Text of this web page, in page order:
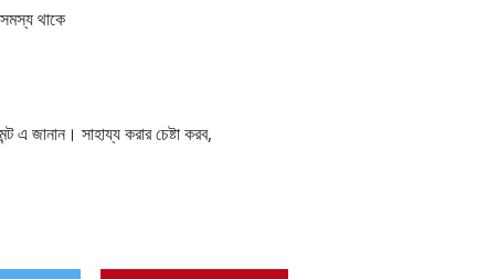
থাকে
এ জানান। সাহায্য করার চেষ্টা করব,